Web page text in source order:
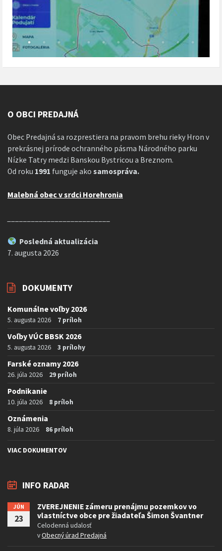
O OBCI PREDAJNÁ
Obec Predajná sa rozprestiera na pravom brehu rieky Hron v
prekrásnej prírode ochranného pásma Národného parku
Nízke Tatry medzi Banskou Bystricou a Breznom.
Od roku 1991 funguje ako samospráva.
Malebná obec v srdci Horehronia
Posledná aktualizácia
7. augusta 2026
DOKUMENTY
Komunálne voľby 2026
5. augusta 2026 7 príloh
Voľby VÚC BBSK 2026
5. augusta 2026 3 prílohy
Farské oznamy 2026
26. júla 2026 29 príloh
Podnikanie
10. júla 2026 8 príloh
Oznámenia
8. júla 2026 86 príloh
VIAC DOKUMENTOV
INFO RADAR
JÚN
23
ZVEREJNENIE zámeru prenájmu pozemkov vo
vlastníctve obce pre žiadateľa Šimon Švantner
Celodenná udalosť
vObecný úrad Predajná